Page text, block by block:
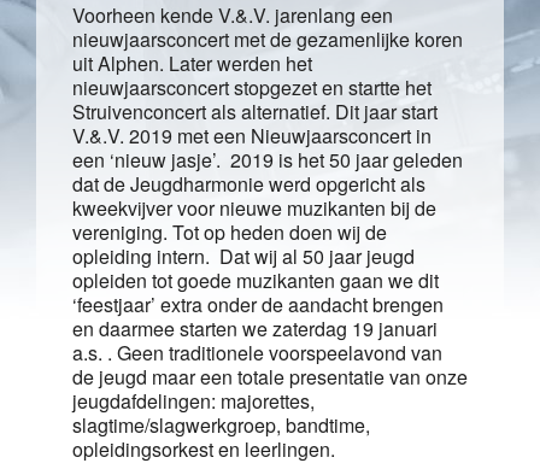
Voorheen kende V.&.V. jarenlang een
nieuwjaarsconcert met de gezamenlijke koren
uit Alphen. Later werden het
nieuwjaarsconcert stopgezet en startte het
Struivenconcert als alternatief. Dit jaar start
V.&.V. 2019 met een Nieuwjaarsconcert in
een ‘nieuw jasje’. 2019 is het 50 jaar geleden
dat de Jeugdharmonie werd opgericht als
kweekvijver voor nieuwe muzikanten bij de
vereniging. Tot op heden doen wij de
opleiding intern. Dat wij al 50 jaar jeugd
opleiden tot goede muzikanten gaan we dit
‘feestjaar’ extra onder de aandacht brengen
en daarmee starten we zaterdag 19 januari
a.s. . Geen traditionele voorspeelavond van
de jeugd maar een totale presentatie van onze
jeugdafdelingen: majorettes,
slagtime/slagwerkgroep, bandtime,
opleidingsorkest en leerlingen.